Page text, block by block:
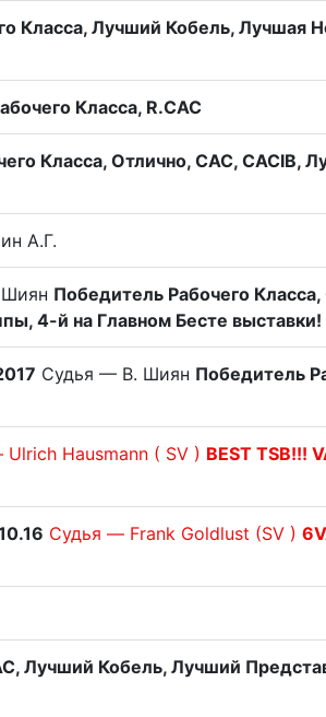
Класса, Лучший Кобель, Лучшая
Класса, R.CAC
Класса, Отлично, САС, CACIB,
А.Г.
Победитель Рабочего
4-й на Главном Бесте выставки!
Судья — В. Шиян Победитель
Hausmann ( SV ) BEST TSB!!!
Судья — Frank Goldlust (SV )
Лучший Кобель, Лучший